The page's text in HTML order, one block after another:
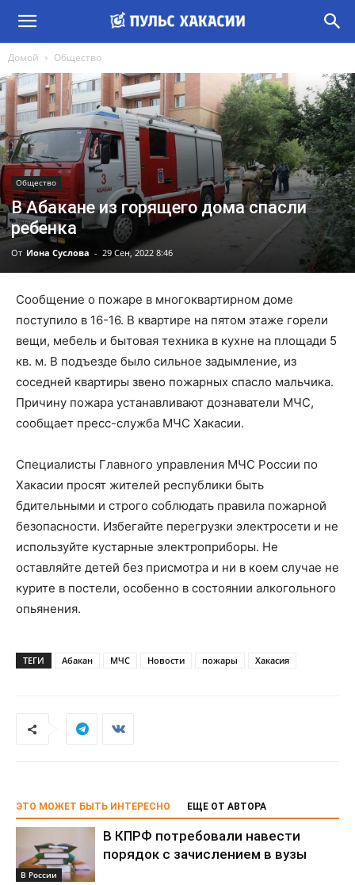
Домой Общество
Общество
В Абакане из горящего дома спасли
ребенка
От Иона Суслова - 29 Сен, 2022 8:46
Сообщение о пожаре в многоквартирном доме
поступило в 16-16. В квартире на пятом этаже горели
вещи, мебель и бытовая техника в кухне на площади 5
кв. м. В подъезде было сильное задымление, из
соседней квартиры звено пожарных спасло мальчика.
Причину пожара устанавливают дознаватели МЧС,
сообщает пресс-служба МЧС Хакасии.
Специалисты Главного управления МЧС России по
Хакасии просят жителей республики быть
бдительными и строго соблюдать правила пожарной
безопасности. Избегайте перегрузки электросети и не
используйте кустарные электроприборы. Не
оставляйте детей без присмотра и ни в коем случае не
курите в постели, особенно в состоянии алкогольного
опьянения.
ТЕГИ Абакан МЧС Новости пожары Хакасия
ЭТО МОЖЕТ БЫТЬ ИНТЕРЕСНО ЕЩЕ ОТ АВТОРА
В России
В КПРФ потребовали навести
порядок с зачислением в вузы